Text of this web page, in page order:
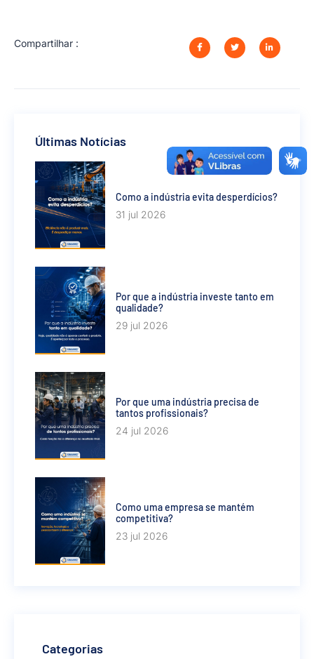
Compartilhar :
Últimas Notícias
Como a indústria evita desperdícios?
31 jul 2026
Por que a indústria investe tanto em
qualidade?
29 jul 2026
Por que uma indústria precisa de
tantos profissionais?
24 jul 2026
Como uma empresa se mantém
competitiva?
23 jul 2026
Categorias